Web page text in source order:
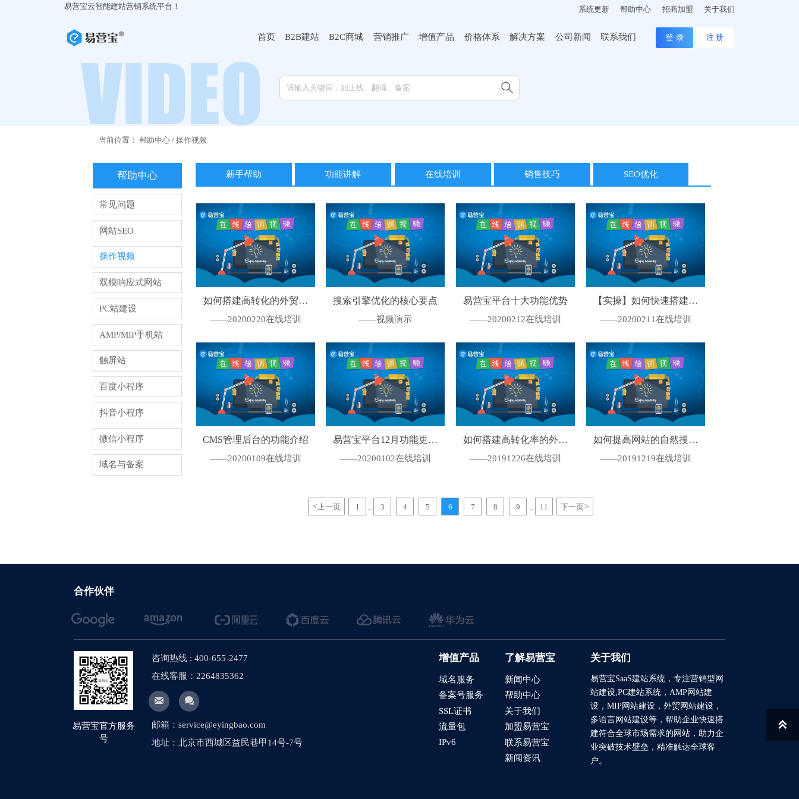
易营宝云智能建站营销系统平台！ 系统更新 帮助中心 招商加盟 关于我们
首页 B2B建站 B2C商城 营销推广 增值产品 价格体系 解决方案 公司新闻 联系我们 登 录 注 册

当前位置： 帮助中心/ 操作视频
帮助中心
常见问题
网站SEO
操作视频
双模响应式网站
PC站建设
AMP/MIP手机站
触屏站
百度小程序
抖音小程序
微信小程序
域名与备案
新手帮助 功能讲解 在线培训 销售技巧 SEO优化
如何搭建高转化的外贸网
——20200220在线培训
搜索引擎优化的核心要点
——视频演示
易营宝平台十大功能优势
——20200212在线培训
【实操】如何快速搭建营
销型PC站
——20200211在线培训
CMS管理后台的功能介绍
——20200109在线培训
易营宝平台12月功能更新
及常见问题
——20200102在线培训
如何搭建高转化率的外贸
——20191226在线培训
如何提高网站的自然搜索
——20191219在线培训
< 上一页 1 3 4 5 6 7 8 9 11 下一页>
合作伙伴
易营宝官方服务
号
咨询热线 : 400-655-2477
在线客服：2264835362
 
邮箱：service@eyingbao.com
地址：北京市西城区益民巷甲14号-7号
增值产品
域名服务
备案号服务
SSL证书
流量包
IPv6
了解易营宝
新闻中心
帮助中心
关于我们
加盟易营宝
联系易营宝
新闻资讯
关于我们
易营宝SaaS建站系统，专注营销型网
站建设,PC建站系统，AMP网站建
设，MIP网站建设，外贸网站建设，
多语言网站建设等，帮助企业快速搭
建符合全球市场需求的网站，助力企
业突破技术壁垒，精准触达全球客
户。
